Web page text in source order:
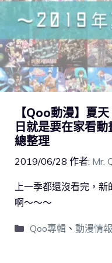
【Qoo動漫】夏
日就是要在家看
總整理
2019/06/28 作者: Mr.
上一季都還沒看完，
啊～～～
Qoo專輯、 動漫情報